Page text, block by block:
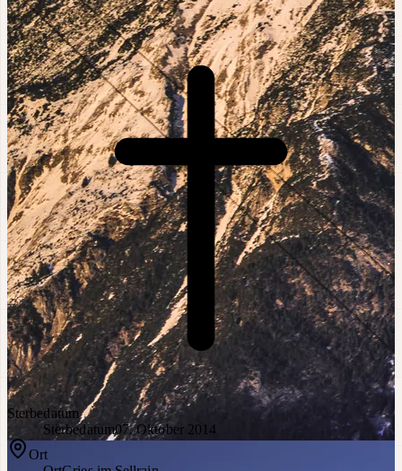
Sterbedatum
Sterbedatum07. Oktober 2014
Ort